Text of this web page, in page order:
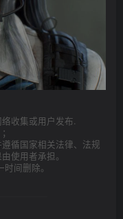
收集或用户发布.
循国家相关法律、法规
使用者承担。
间删除。